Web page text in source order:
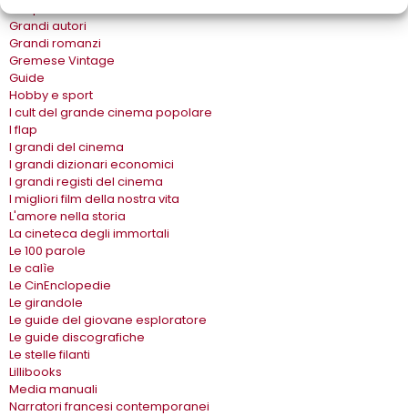
Grandi autori
Grandi romanzi
Gremese Vintage
Guide
Hobby e sport
I cult del grande cinema popolare
I flap
I grandi del cinema
I grandi dizionari economici
I grandi registi del cinema
I migliori film della nostra vita
L'amore nella storia
La cineteca degli immortali
Le 100 parole
Le calìe
Le CinEnclopedie
Le girandole
Le guide del giovane esploratore
Le guide discografiche
Le stelle filanti
Lillibooks
Media manuali
Narratori francesi contemporanei